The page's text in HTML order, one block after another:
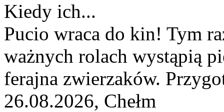
Kiedy ich...
Pucio wraca do kin! Tym
ważnych rolach wystąpią
ferajna zwierzaków.
26.08.2026, Chełm